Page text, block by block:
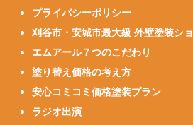
プライバシーポリシー
刈谷市・安城市最大級 外壁塗装シ
エムアール７つのこだわり
塗り替え価格の考え方
安心コミコミ価格塗装プラン
ラジオ出演